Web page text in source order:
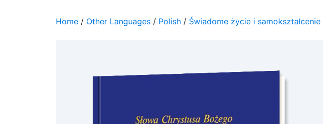
Home / Other Languages / Polish / Świadome życie i samokształcenie